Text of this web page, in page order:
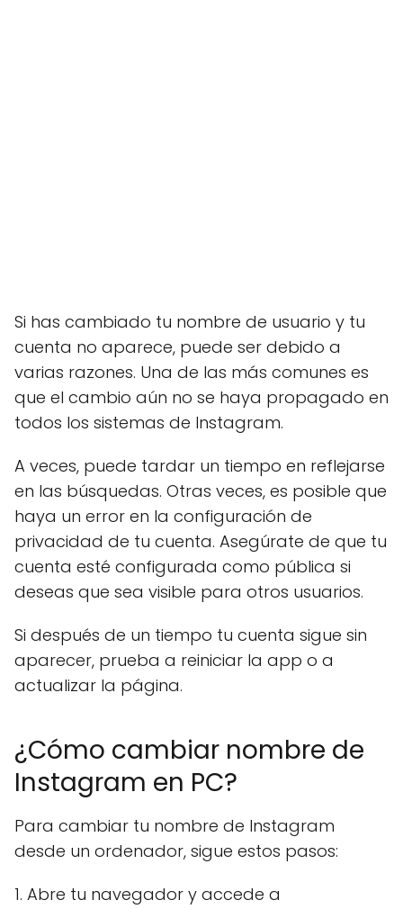
Si has cambiado tu nombre de usuario y tu
cuenta no aparece, puede ser debido a
varias razones. Una de las más comunes es
que el cambio aún no se haya propagado en
todos los sistemas de Instagram.
A veces, puede tardar un tiempo en reflejarse
en las búsquedas. Otras veces, es posible que
haya un error en la configuración de
privacidad de tu cuenta. Asegúrate de que tu
cuenta esté configurada como pública si
deseas que sea visible para otros usuarios.
Si después de un tiempo tu cuenta sigue sin
aparecer, prueba a reiniciar la app o a
actualizar la página.
¿Cómo cambiar nombre de
Instagram en PC?
Para cambiar tu nombre de Instagram
desde un ordenador, sigue estos pasos:
1. Abre tu navegador y accede a